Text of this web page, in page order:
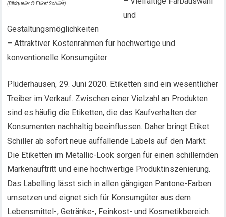
(Bildquelle: © Etiket Schiller)
und
Gestaltungsmöglichkeiten
– Attraktiver Kostenrahmen für hochwertige und
konventionelle Konsumgüter
Plüderhausen, 29. Juni 2020. Etiketten sind ein wesentlicher
Treiber im Verkauf. Zwischen einer Vielzahl an Produkten
sind es häufig die Etiketten, die das Kaufverhalten der
Konsumenten nachhaltig beeinflussen. Daher bringt Etiket
Schiller ab sofort neue auffallende Labels auf den Markt:
Die Etiketten im Metallic-Look sorgen für einen schillernden
Markenauftritt und eine hochwertige Produktinszenierung.
Das Labelling lässt sich in allen gängigen Pantone-Farben
umsetzen und eignet sich für Konsumgüter aus dem
Lebensmittel-, Getränke-, Feinkost- und Kosmetikbereich.